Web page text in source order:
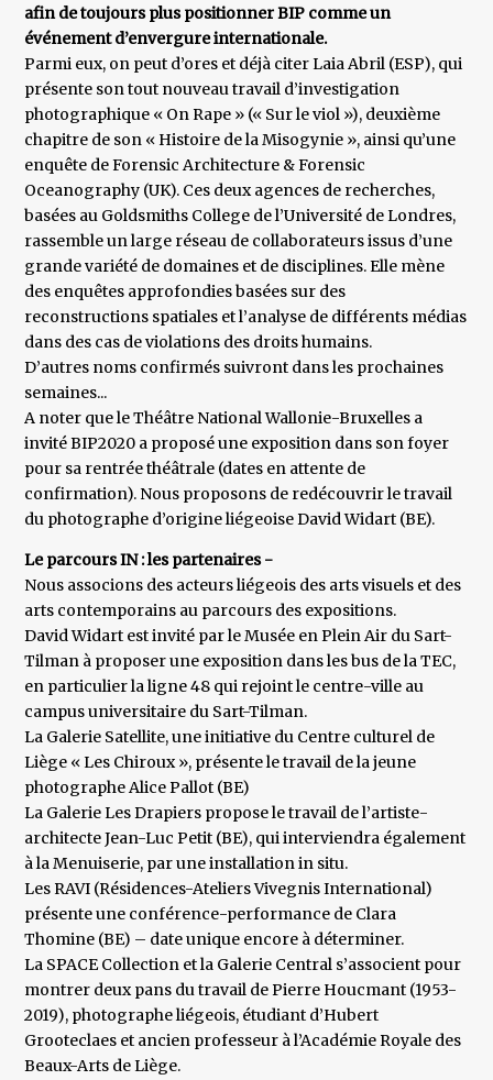
afin de toujours plus positionner BIP comme un
événement d’envergure internationale.
Parmi eux, on peut d’ores et déjà citer Laia Abril (ESP), qui
présente son tout nouveau travail d’investigation
photographique « On Rape » (« Sur le viol »), deuxième
chapitre de son « Histoire de la Misogynie », ainsi qu’une
enquête de Forensic Architecture & Forensic
Oceanography (UK). Ces deux agences de recherches,
basées au Goldsmiths College de l’Université de Londres,
rassemble un large réseau de collaborateurs issus d’une
grande variété de domaines et de disciplines. Elle mène
des enquêtes approfondies basées sur des
reconstructions spatiales et l’analyse de différents médias
dans des cas de violations des droits humains.
D’autres noms confirmés suivront dans les prochaines
semaines...
A noter que le Théâtre National Wallonie-Bruxelles a
invité BIP2020 a proposé une exposition dans son foyer
pour sa rentrée théâtrale (dates en attente de
confirmation). Nous proposons de redécouvrir le travail
du photographe d’origine liégeoise David Widart (BE).
Le parcours IN : les partenaires -
Nous associons des acteurs liégeois des arts visuels et des
arts contemporains au parcours des expositions.
David Widart est invité par le Musée en Plein Air du Sart-
Tilman à proposer une exposition dans les bus de la TEC,
en particulier la ligne 48 qui rejoint le centre-ville au
campus universitaire du Sart-Tilman.
La Galerie Satellite, une initiative du Centre culturel de
Liège « Les Chiroux », présente le travail de la jeune
photographe Alice Pallot (BE)
La Galerie Les Drapiers propose le travail de l’artiste-
architecte Jean-Luc Petit (BE), qui interviendra également
à la Menuiserie, par une installation in situ.
Les RAVI (Résidences-Ateliers Vivegnis International)
présente une conférence-performance de Clara
Thomine (BE) – date unique encore à déterminer.
La SPACE Collection et la Galerie Central s’associent pour
montrer deux pans du travail de Pierre Houcmant (1953-
2019), photographe liégeois, étudiant d’Hubert
Grooteclaes et ancien professeur à l’Académie Royale des
Beaux-Arts de Liège.